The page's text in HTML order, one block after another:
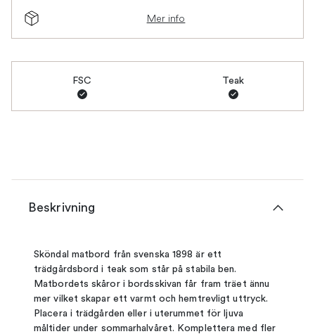
Mer info
FSC Teak
Beskrivning
Sköndal matbord från svenska 1898 är ett
trädgårdsbord i teak som står på stabila ben.
Matbordets skåror i bordsskivan får fram träet ännu
mer vilket skapar ett varmt och hemtrevligt uttryck.
Placera i trädgården eller i uterummet för ljuva
måltider under sommarhalvåret. Komplettera med fler